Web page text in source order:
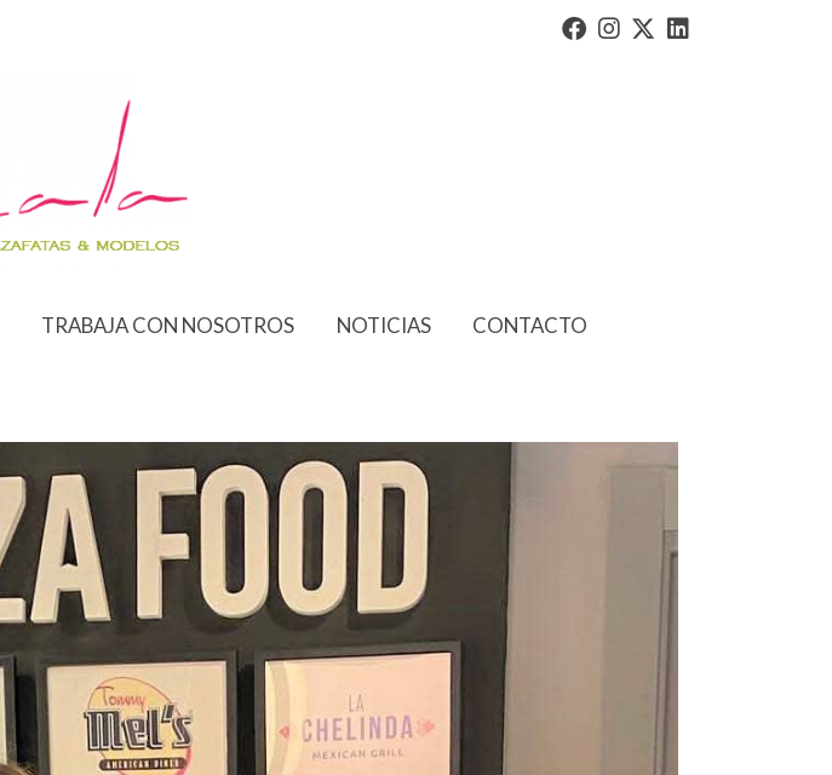
TRABAJA CON NOSOTROS NOTICIAS CONTACTO